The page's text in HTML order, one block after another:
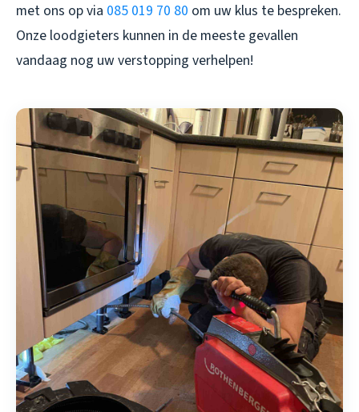
met ons op via 085 019 70 80 om uw klus te bespreken.
Onze loodgieters kunnen in de meeste gevallen
vandaag nog uw verstopping verhelpen!